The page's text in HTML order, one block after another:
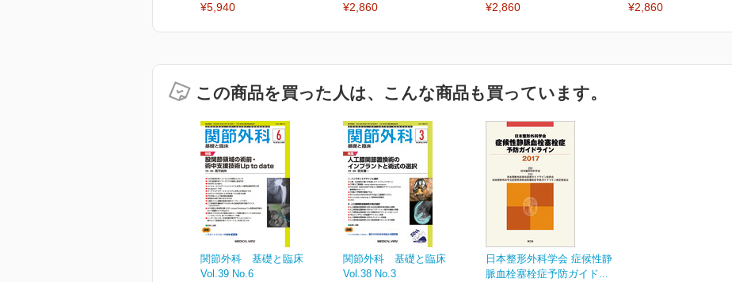
¥5,940 ¥2,860 ¥2,860 ¥2,860
この商品を買った人は、こんな商品も買っています。
関節外科 基礎と臨床
Vol.39 No.6
関節外科 基礎と臨床
Vol.38 No.3
日本整形外科学会 症候性静
脈血栓塞栓症予防ガイド...